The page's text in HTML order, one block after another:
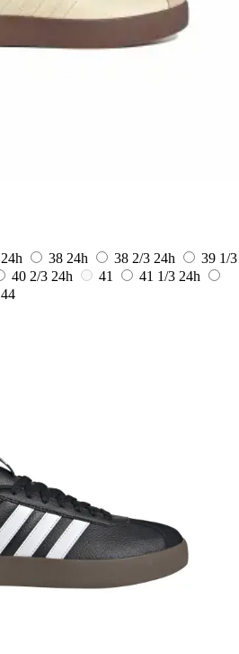
24h 38 24h 38 2/3 24h
39 1/3
40 2/3 24h 41 41 1/3 24h
44